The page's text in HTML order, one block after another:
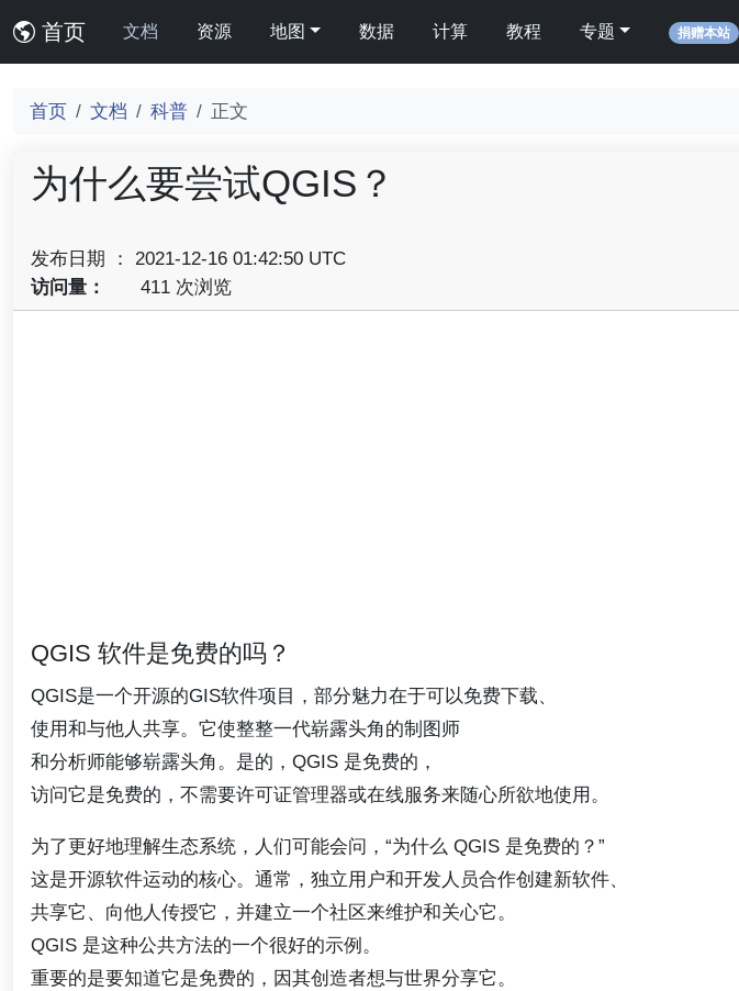
首页 文档 资源 地图 数据 计算 教程 专题 捐赠本站
首页 文档 科普 正文
为什么要尝试QGIS？
发布日期 ： 2021-12-16 01:42:50 UTC
访问量：
411 次浏览
QGIS 软件是免费的吗？
QGIS是一个开源的GIS软件项目，部分魅力在于可以免费下载、
使用和与他人共享。它使整整一代崭露头角的制图师
和分析师能够崭露头角。是的，QGIS 是免费的，
访问它是免费的，不需要许可证管理器或在线服务来随心所欲地使用。
为了更好地理解生态系统，人们可能会问，“为什么 QGIS 是免费的？”
这是开源软件运动的核心。通常，独立用户和开发人员合作创建新软件、
共享它、向他人传授它，并建立一个社区来维护和关心它。
QGIS 是这种公共方法的一个很好的示例。
重要的是要知道它是免费的，因其创造者想与世界分享它。